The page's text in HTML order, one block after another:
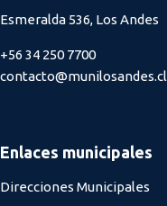
Esmeralda 536, Los Andes
+56 34 250 7700
contacto@munilosandes.cl
Enlaces municipales
Direcciones Municipales